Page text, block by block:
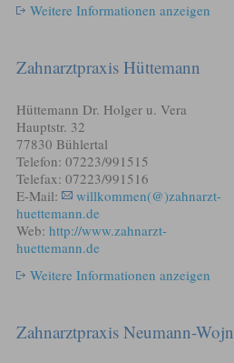
Weitere Informationen anzeigen
Zahnarztpraxis Hüttemann
Hüttemann Dr. Holger u. Vera
Hauptstr. 32
77830 Bühlertal
Telefon: 07223/991515
Telefax: 07223/991516
E-Mail:
willkommen(@)zahnarzt-
huettemann.de
Web: http://www.zahnarzt-
huettemann.de
Weitere Informationen anzeigen
Zahnarztpraxis Neumann-